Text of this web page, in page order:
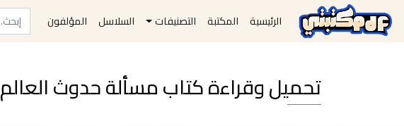
الرئيسية المكتبة التصنيفات السلاسل المؤلفون
تحميل وقراءة كتاب مسألة حدوث العالم pdf مجاناً